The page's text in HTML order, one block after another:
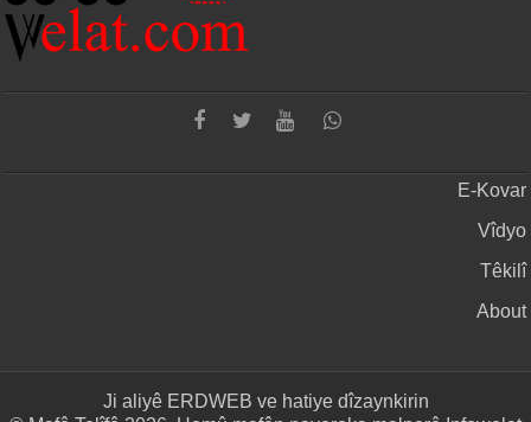
E-Kovar
Vîdyo
Têkilî
About
Ji aliyê ERDWEB ve hatiye dîzaynkirin